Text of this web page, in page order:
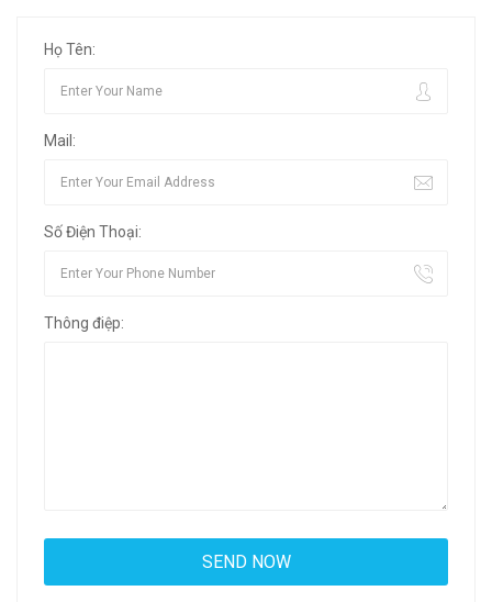
Họ Tên:
Mail:
Số Điện Thoại:
Thông điệp: